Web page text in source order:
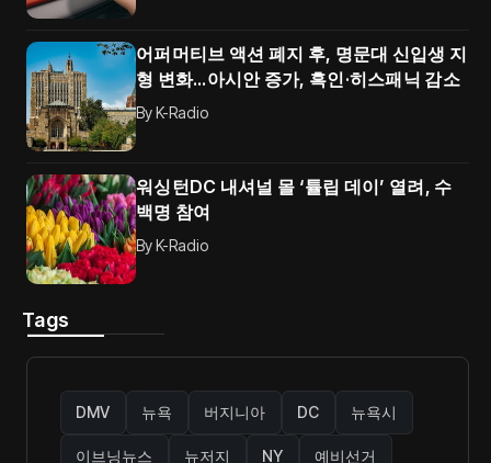
어퍼머티브 액션 폐지 후, 명문대 신입생 지
형 변화…아시안 증가, 흑인·히스패닉 감소
ByK-Radio
워싱턴DC 내셔널 몰 ‘튤립 데이’ 열려, 수
백명 참여
ByK-Radio
Tags
DMV 뉴욕 버지니아 DC 뉴욕시
이브닝뉴스 뉴저지 NY 예비선거